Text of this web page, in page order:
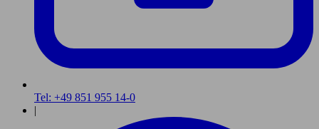
Tel: +49 851 955 14-0
|